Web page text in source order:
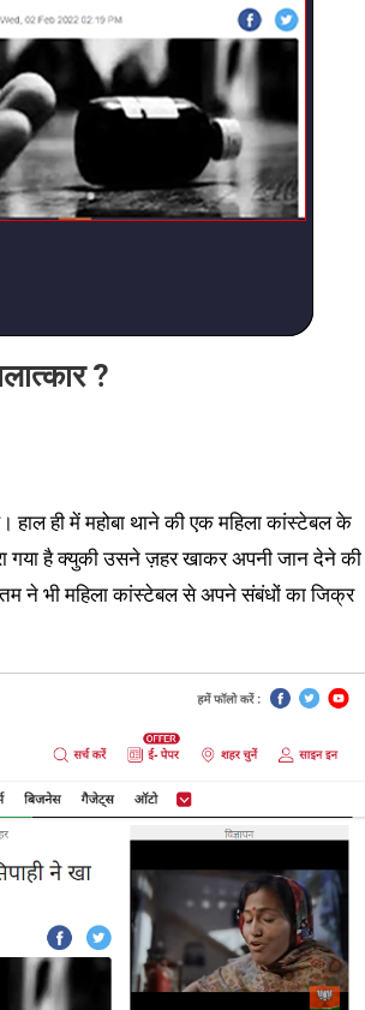
?
हाल ही में महोबा थाने की एक महिला कांस्टेबल के
गया है क्युकी उसने ज़हर खाकर अपनी जान देने की
ने भी महिला कांस्टेबल से अपने संबंधों का जिक्र